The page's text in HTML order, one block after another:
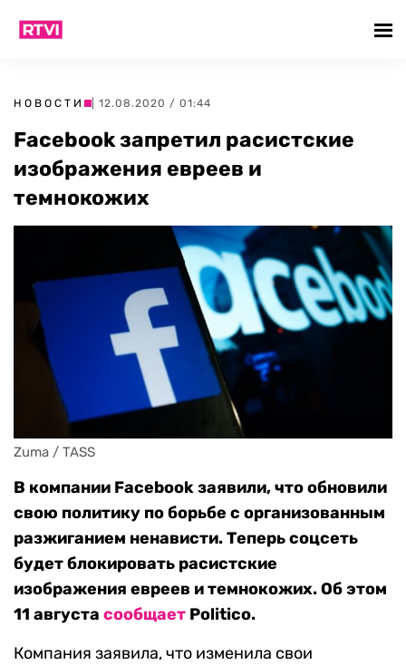
НОВОСТИ | 12.08.2020 / 01:44
Facebook запретил расистские
изображения евреев и
темнокожих
Zuma / TASS
В компании Facebook заявили, что обновили
свою политику по борьбе с организованным
разжиганием ненависти. Теперь соцсеть
будет блокировать расистские
изображения евреев и темнокожих. Об этом
11 августа сообщает Politico.
Компания заявила, что изменила свои